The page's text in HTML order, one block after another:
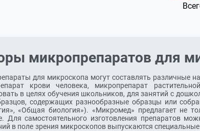
микропрепаратов для
для микроскопа могут составлять различные
крови человека, микропрепарат
в целях обучения школьников, для занятий с
содержащих разнообразные образцы или
«Общая биология»). «Микромед» предлагает не
Для самостоятельного изготовления препаратов
в поле зрения микроскопов выпускаются